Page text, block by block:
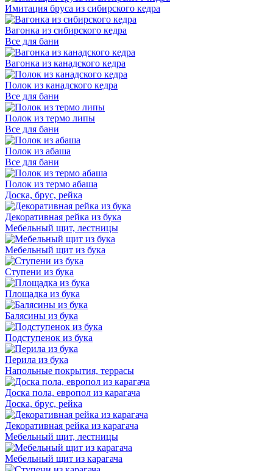
Имитация бруса из сибирского кедра
Вагонка из сибирского кедра
Все для бани
Вагонка из канадского кедра
Полок из канадского кедра
Все для бани
Полок из термо липы
Все для бани
Полок из абаша
Все для бани
Полок из термо абаша
Доска, брус, рейка
Декоративная рейка из бука
Мебельный щит, лестницы
Мебельный щит из бука
Ступени из бука
Площадка из бука
Балясины из бука
Подступенок из бука
Перила из бука
Напольные покрытия, террасы
Доска пола, европол из карагача
Доска, брус, рейка
Декоративная рейка из карагача
Мебельный щит, лестницы
Мебельный щит из карагача